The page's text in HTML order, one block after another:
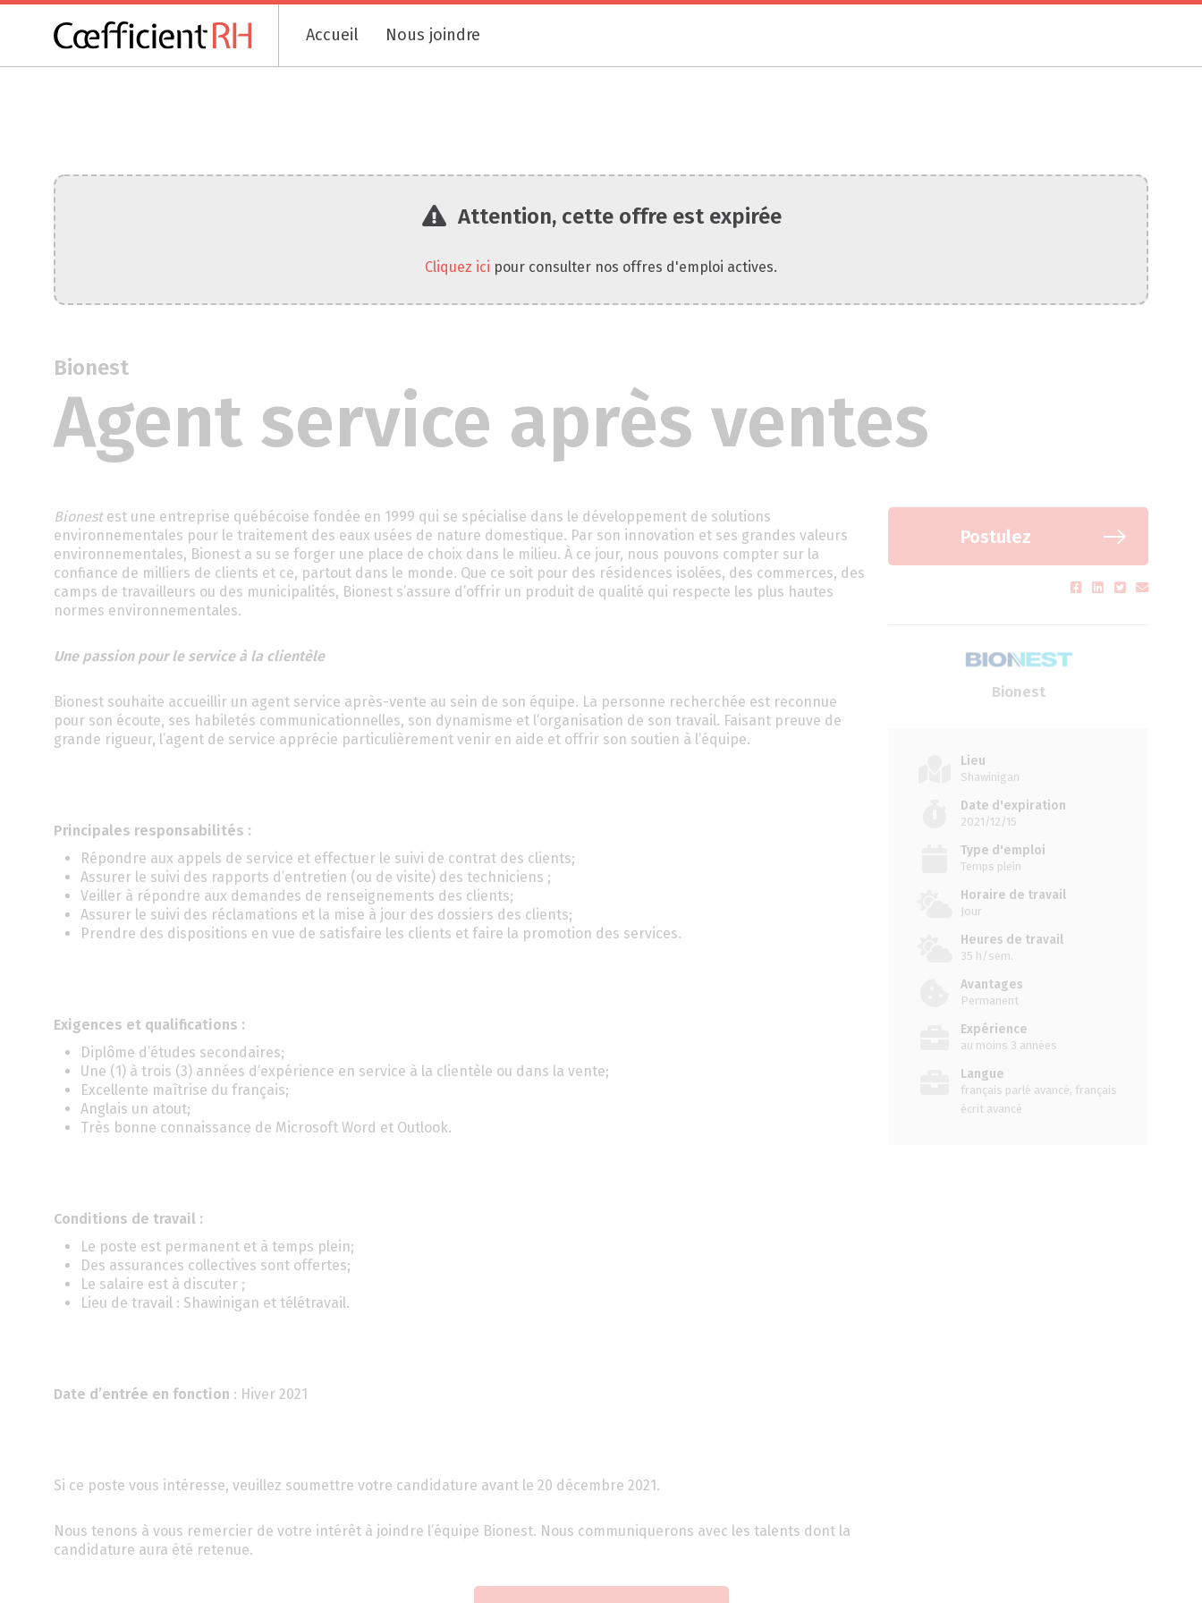
Accueil Nous joindre
Attention, cette offre est expirée
Cliquez ici pour consulter nos offres d'emploi actives.
Bionest
Agent service après ventes
Bionest est une entreprise québécoise fondée en 1999 qui se spécialise dans le développement de solutions
environnementales pour le traitement des eaux usées de nature domestique. Par son innovation et ses grandes valeurs
environnementales, Bionest a su se forger une place de choix dans le milieu. À ce jour, nous pouvons compter sur la
confiance de milliers de clients et ce, partout dans le monde. Que ce soit pour des résidences isolées, des commerces, des
camps de travailleurs ou des municipalités, Bionest s’assure d’offrir un produit de qualité qui respecte les plus hautes
normes environnementales.
Une passion pour le service à la clientèle
Bionest souhaite accueillir un agent service après-vente au sein de son équipe. La personne recherchée est reconnue
pour son écoute, ses habiletés communicationnelles, son dynamisme et l’organisation de son travail. Faisant preuve de
grande rigueur, l’agent de service apprécie particulièrement venir en aide et offrir son soutien à l’équipe.
Principales responsabilités :
Répondre aux appels de service et effectuer le suivi de contrat des clients;
Assurer le suivi des rapports d’entretien (ou de visite) des techniciens ;
Veiller à répondre aux demandes de renseignements des clients;
Assurer le suivi des réclamations et la mise à jour des dossiers des clients;
Prendre des dispositions en vue de satisfaire les clients et faire la promotion des services.
Exigences et qualifications :
Diplôme d’études secondaires;
Une (1) à trois (3) années d’expérience en service à la clientèle ou dans la vente;
Excellente maîtrise du français;
Anglais un atout;
Très bonne connaissance de Microsoft Word et Outlook.
Conditions de travail :
Le poste est permanent et à temps plein;
Des assurances collectives sont offertes;
Le salaire est à discuter ;
Lieu de travail : Shawinigan et télétravail.
Date d’entrée en fonction : Hiver 2021
Si ce poste vous intéresse, veuillez soumettre votre candidature avant le 20 décembre 2021.
Nous tenons à vous remercier de votre intérêt à joindre l’équipe Bionest. Nous communiquerons avec les talents dont la
candidature aura été retenue.
Postulez
Bionest
Lieu
Shawinigan
Date d'expiration
2021/12/15
Type d'emploi
Temps plein
Horaire de travail
Jour
Heures de travail
35 h/sem.
Avantages
Permanent
Expérience
au moins 3 années
Langue
français parlé avancé, français
écrit avancé